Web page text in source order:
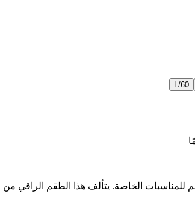
60/L
الخاصة. يتألف هذا الطقم الراقي من